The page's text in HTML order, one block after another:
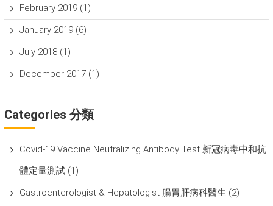
February 2019(1)
January 2019(6)
July 2018(1)
December 2017(1)
Categories 分類
Covid-19 Vaccine Neutralizing Antibody Test 新冠病毒中和抗
體定量測試(1)
Gastroenterologist & Hepatologist 腸胃肝病科醫生 (2)